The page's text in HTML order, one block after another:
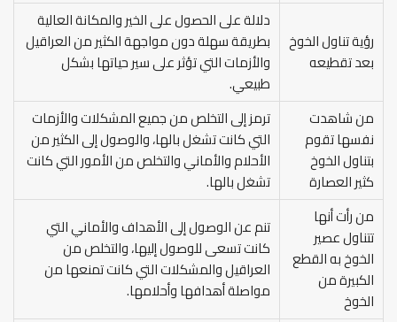
رؤية تناول الخوخ
بعد تقطيعه
دلالة على الحصول على الخير والمكانة العالية
بطريقة سهلة دون مواجهة الكثير من العراقيل
والأزمات التي تؤثر على سير حياتها بشكل
طبيعي.
من شاهدت
نفسها تقوم
بتناول الخوخ
كثير العصارة
ترمز إلى التخلص من جميع المشكلات والأزمات
التي كانت تشغل بالها، والوصول إلى الكثير من
الأحلام والأماني والتخلص من الأمور التي كانت
تشغل بالها.
من رأت أنها
تتناول عصير
الخوخ به القطع
الكبيرة من
الخوخ
تنم عن الوصول إلى الأهداف والأماني التي
كانت تسعى للوصول إليها، والتخلص من
العراقيل والمشكلات التي كانت تمنعها من
مواصلة أهدافها وأحلامها.